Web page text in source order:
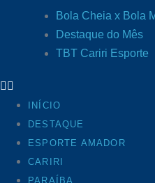
Bola Cheia x Bola
Destaque do Mês
TBT Cariri Esporte
INÍCIO
DESTAQUE
ESPORTE AMADOR
CARIRI
PARAÍBA